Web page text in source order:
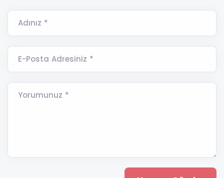
Adınız *
E-Posta Adresiniz *
Yorumunuz *